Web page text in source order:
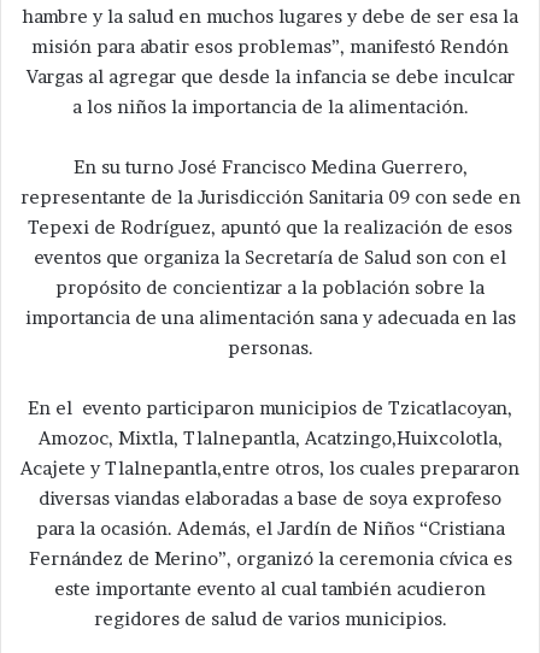
hambre y la salud en muchos lugares y debe de ser esa la
misión para abatir esos problemas”, manifestó Rendón
Vargas al agregar que desde la infancia se debe inculcar
a los niños la importancia de la alimentación.
En su turno José Francisco Medina Guerrero,
representante de la Jurisdicción Sanitaria 09 con sede en
Tepexi de Rodríguez, apuntó que la realización de esos
eventos que organiza la Secretaría de Salud son con el
propósito de concientizar a la población sobre la
importancia de una alimentación sana y adecuada en las
personas.
En el evento participaron municipios de Tzicatlacoyan,
Amozoc, Mixtla, Tlalnepantla, Acatzingo,Huixcolotla,
Acajete y Tlalnepantla,entre otros, los cuales prepararon
diversas viandas elaboradas a base de soya exprofeso
para la ocasión. Además, el Jardín de Niños “Cristiana
Fernández de Merino”, organizó la ceremonia cívica es
este importante evento al cual también acudieron
regidores de salud de varios municipios.